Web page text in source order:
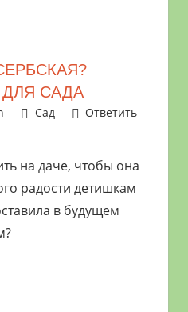
САДА
Сад
Ответить
на даче, чтобы она
радости детишкам
в будущем